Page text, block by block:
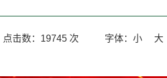
点击数： 19745次 字体： 小 大